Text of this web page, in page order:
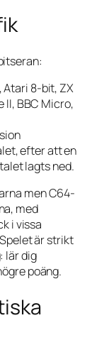
Atari 8-bit, ZX
II, BBC Micro,
efter att en
lagts ned.
men C64-
med
i vissa
är strikt
lär dig
poäng.